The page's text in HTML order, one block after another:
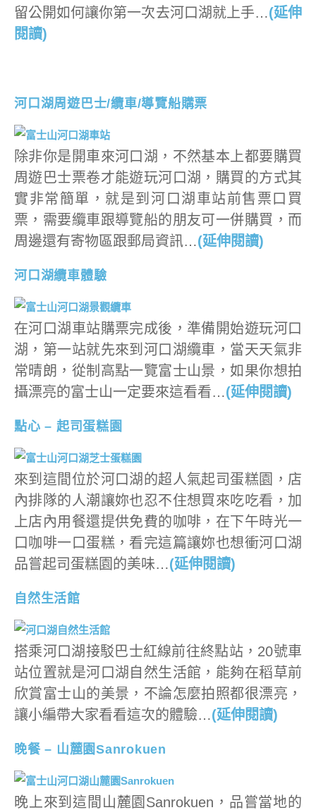
留公開如何讓你第一次去河口湖就上手…(延伸
閱讀)
河口湖周遊巴士/纜車/導覽船購票
除非你是開車來河口湖，不然基本上都要購買
周遊巴士票卷才能遊玩河口湖，購買的方式其
實非常簡單，就是到河口湖車站前售票口買
票，需要纜車跟導覽船的朋友可一併購買，而
周邊還有寄物區跟郵局資訊…(延伸閱讀)
河口湖纜車體驗
在河口湖車站購票完成後，準備開始遊玩河口
湖，第一站就先來到河口湖纜車，當天天氣非
常晴朗，從制高點一覽富士山景，如果你想拍
攝漂亮的富士山一定要來這看看…(延伸閱讀)
點心 – 起司蛋糕園
來到這間位於河口湖的超人氣起司蛋糕園，店
內排隊的人潮讓妳也忍不住想買來吃吃看，加
上店內用餐還提供免費的咖啡，在下午時光一
口咖啡一口蛋糕，看完這篇讓妳也想衝河口湖
品嘗起司蛋糕園的美味…(延伸閱讀)
自然生活館
搭乘河口湖接駁巴士紅線前往終點站，20號車
站位置就是河口湖自然生活館，能夠在稻草前
欣賞富士山的美景，不論怎麼拍照都很漂亮，
讓小編帶大家看看這次的體驗…(延伸閱讀)
晚餐 – 山麓園Sanrokuen
晚上來到這間山麓園Sanrokuen，品嘗當地的